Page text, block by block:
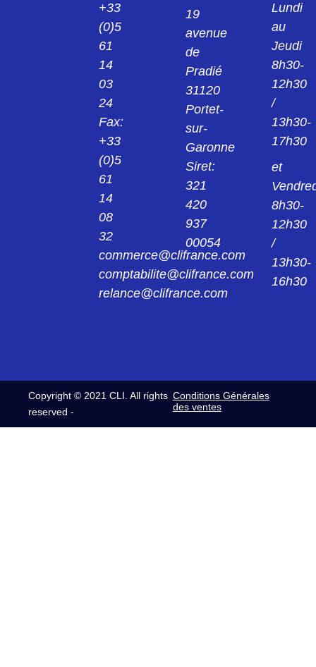
+33
(0)5
61
14
03
24
Fax:
+33
(0)5
61
14
08
32
commerce@clifrance.com
comptabilite@clifrance.com
relance@clifrance.com
19
avenue
de
Pradié
31120
Portet-
sur-
Garonne
Siret:
321
420
937
00054
Lundi
au
Jeudi
8h30-
12h30
/
13h30-
17h30
et
8h30-
12h30
/
13h30-
16h30
Copyright © 2021 CLI. All rights
reserved -
Conditions Générales
des ventes